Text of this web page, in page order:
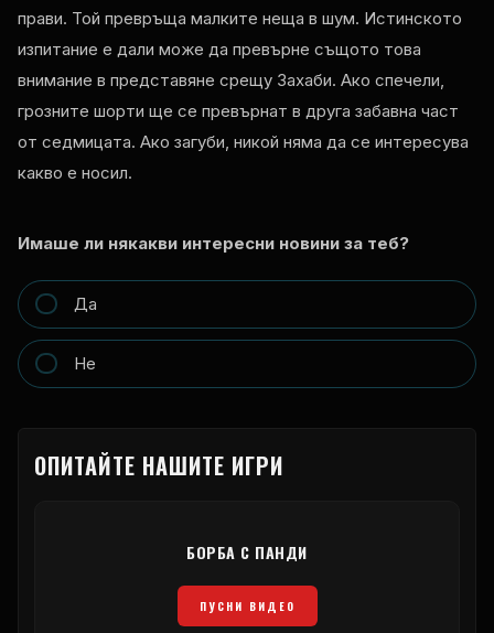
прави. Той превръща малките неща в шум. Истинското
изпитание е дали може да превърне същото това
внимание в представяне срещу Захаби. Ако спечели,
грозните шорти ще се превърнат в друга забавна част
от седмицата. Ако загуби, никой няма да се интересува
какво е носил.
Имаше ли някакви интересни новини за теб?
Да
Не
ОПИТАЙТЕ НАШИТЕ ИГРИ
БОРБА С ПАНДИ
ПУСНИ ВИДЕО